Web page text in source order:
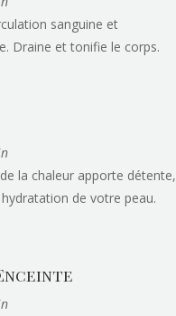
sanguine et
Draine et tonifie le corps.
la chaleur apporte détente,
de votre peau.